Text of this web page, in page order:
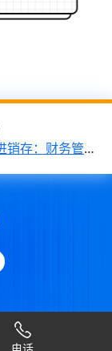
小太阳进销存：财务管理全掌握！